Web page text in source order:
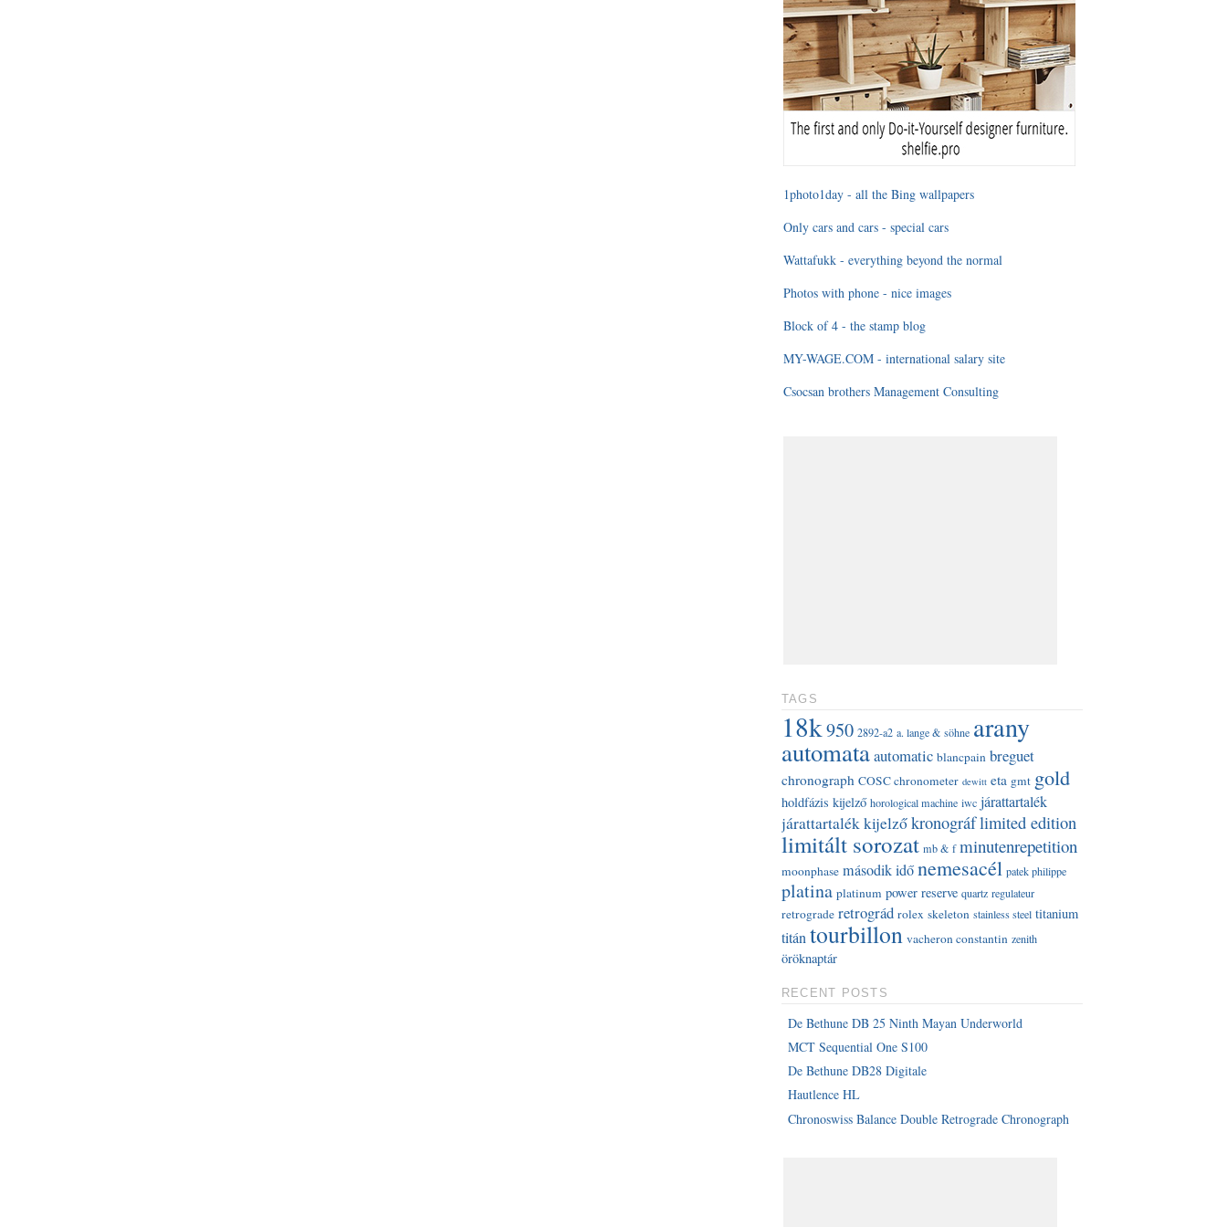
1photo1day - all the Bing wallpapers
Only cars and cars - special cars
Wattafukk - everything beyond the normal
Photos with phone - nice images
Block of 4 - the stamp blog
MY-WAGE.COM - international salary site
Csocsan brothers Management Consulting
TAGS
18k950 2892-a2 a. lange & söhne arany
automataautomatic blancpain breguet
chronograph COSC chronometer dewitt eta gmt gold
holdfázis kijelző horological machine iwc járattartalék
járattartalék kijelzőkronográflimited edition
limitált sorozat mb & f minutenrepetition
moonphase második időnemesacél patek philippe
platina platinum power reserve quartz regulateur
retrograde retrográd rolex skeleton stainless steel titanium
titántourbillon vacheron constantin zenith
öröknaptár
RECENT POSTS
De Bethune DB 25 Ninth Mayan Underworld
MCT Sequential One S100
De Bethune DB28 Digitale
Hautlence HL
Chronoswiss Balance Double Retrograde Chronograph